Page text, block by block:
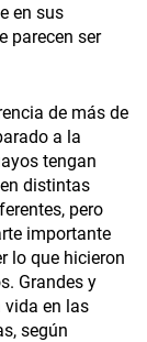
en sus
parecen ser
de más de
a la
tengan
distintas
pero
importante
lo que hicieron
Grandes y
vida en las
según